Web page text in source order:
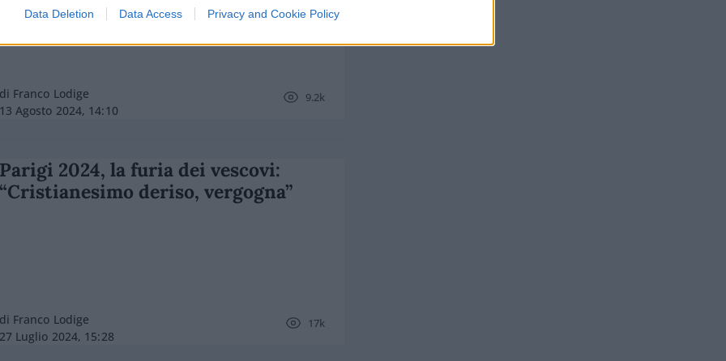
Data Deletion Data Access Privacy and Cookie Policy
di Franco Lodige
13 Agosto 2024, 14:10
9.2k
Parigi 2024, la furia dei vescovi:
“Cristianesimo deriso, vergogna”
di Franco Lodige
27 Luglio 2024, 15:28
17k